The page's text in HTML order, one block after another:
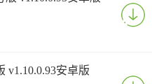
v1.10.0.93安卓版